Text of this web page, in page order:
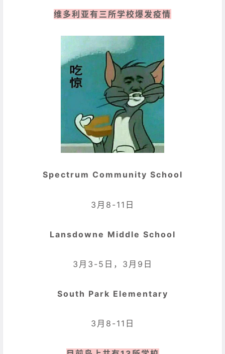
维多利亚有三所学校爆发疫情
Spectrum Community School
3月8-11日
Lansdowne Middle School
3月3-5日，3月9日
South Park Elementary
3月8-11日